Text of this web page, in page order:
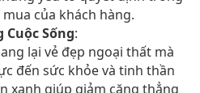
của khách hàng.
Cuộc Sống:
lại vẻ đẹp ngoại thất mà
đến sức khỏe và tinh thần
xanh giúp giảm căng thẳng